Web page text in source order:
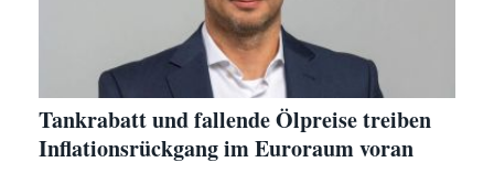
Tankrabatt und fallende Ölpreise treiben
Inflationsrückgang im Euroraum voran